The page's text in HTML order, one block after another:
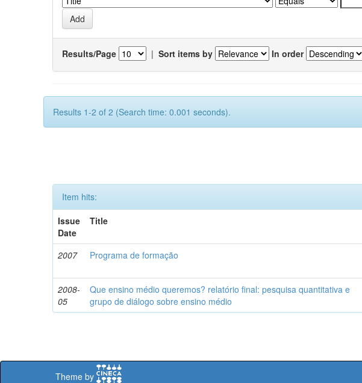
Results/Page | Sort items by In order
Results 1-2 of 2 (Search time: 0.001 seconds).
Item hits:
Issue
Date
Title
2007 Programa de formação
2008-
05
Que ensino médio queremos? relatório final: pesquisa quantitativa e
grupo de diálogo sobre ensino médio
Theme by